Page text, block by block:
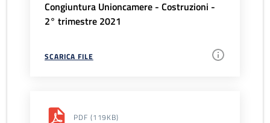
Congiuntura Unioncamere - Costruzioni -
2° trimestre 2021
SCARICA FILE
PDF (119KB)